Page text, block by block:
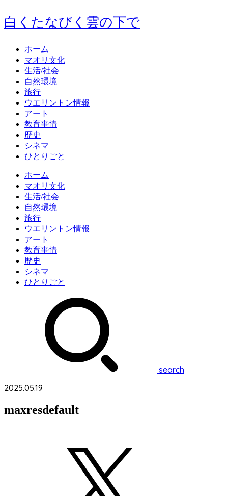
白くたなびく雲の下で
ホーム
マオリ文化
生活/社会
自然環境
旅行
ウエリントン情報
アート
教育事情
歴史
シネマ
ひとりごと
ホーム
マオリ文化
生活/社会
自然環境
旅行
ウエリントン情報
アート
教育事情
歴史
シネマ
ひとりごと
search
2025.05.19
maxresdefault